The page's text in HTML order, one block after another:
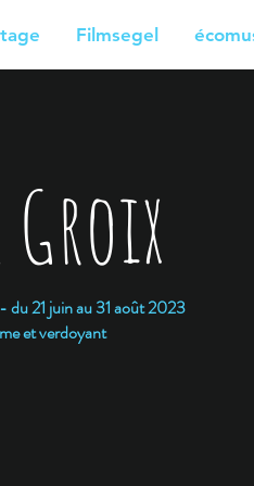
Filmsegel
du 21 juin au 31 août 2023
et verdoyant